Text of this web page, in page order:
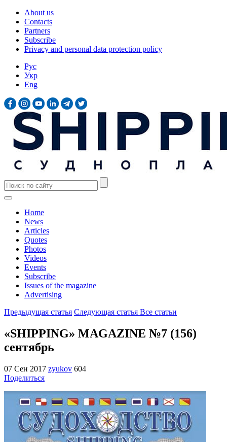
About us
Contacts
Partners
Subscribe
Privacy and personal data protection policy
Рус
Укр
Eng
Home
News
Articles
Quotes
Photos
Videos
Events
Subscribe
Issues of the magazine
Advertising
Предыдущая статья Следующая статья Все статьи
«SHIPPING» MAGAZINE №7 (156)
сентябрь
07 Сен 2017 zyukov 604
Поделиться